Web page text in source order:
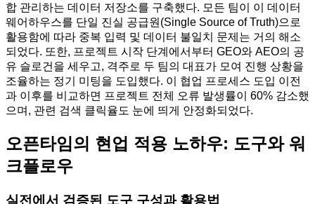
합 관리하는 데이터 저장소를 구축했다. 모든 팀이 이 데이터
웨어하우스를 단일 진실 공급원(Single Source of Truth)으로
활용함에 따라 중복 입력 및 데이터 불일치 문제는 거의 해소
되었다. 또한, 프로젝트 시작 단계에서부터 GEO와 AEO의 공
유 슬로건을 세우고, 격주로 두 팀의 대표가 모여 진행 상황을
조율하는 정기 미팅을 도입했다. 이 협업 프로세스 도입 이전
과 이후를 비교하면 프로젝트 전체 오류 발생률이 60% 감소했
으며, 관련 검색 클릭율도 눈에 띄게 안정화되었다.
오픈타임의 현업 적용 노하우: 도구와 워
크플로우
실전에서 검증된 도구 구성과 활용법